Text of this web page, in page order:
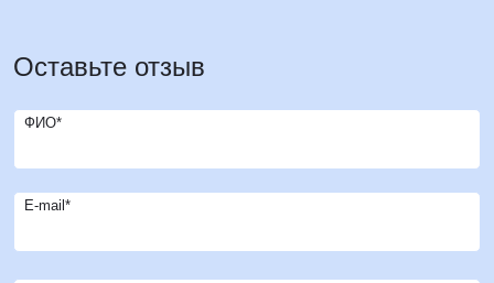
Оставьте отзыв
ФИО*
E-mail*